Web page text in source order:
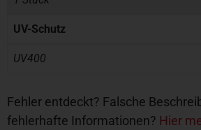
UV-Schutz
UV400
Fehler entdeckt? Falsche
fehlerhafte Informationen? Hier